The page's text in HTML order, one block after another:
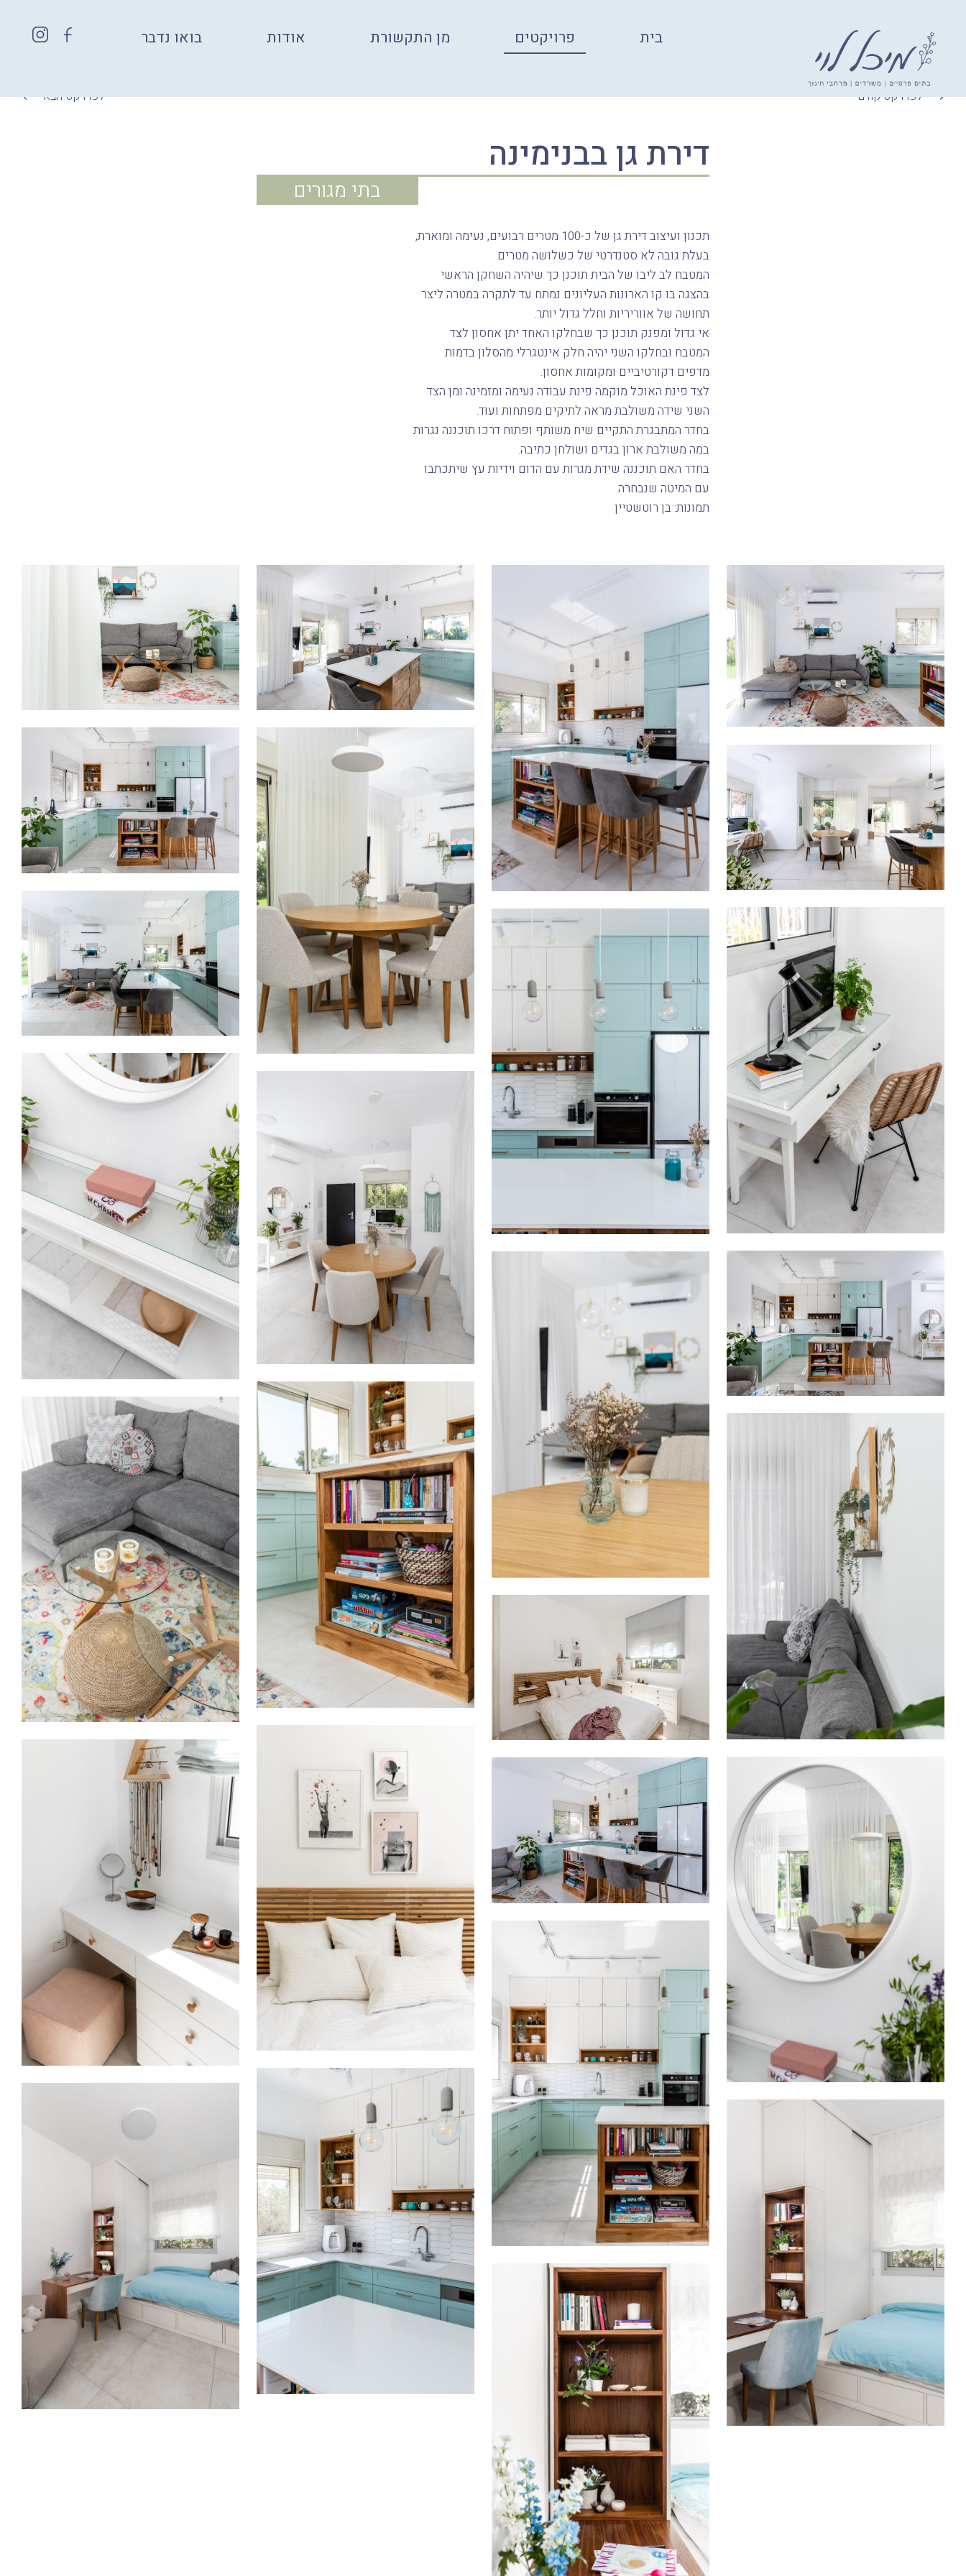
בית פרויקטים מן התקשורת אודות בואו נדבר
לפרויקט קודם לפרויקט הבא
דירת גן בבנימינה
בתי מגורים
תכנון ועיצוב דירת גן של כ-100 מטרים רבועים, נעימה ומוארת,
בעלת גובה לא סטנדרטי של כשלושה מטרים
המטבח לב ליבו של הבית תוכנן כך שיהיה השחקן הראשי
בהצגה בו קו הארונות העליונים נמתח עד לתקרה במטרה ליצר
תחושה של אווריריות וחלל גדול יותר.
אי גדול ומפנק תוכנן כך שבחלקו האחד יתן אחסון לצד
המטבח ובחלקו השני יהיה חלק אינטגרלי מהסלון בדמות
מדפים דקורטיביים ומקומות אחסון.
לצד פינת האוכל מוקמה פינת עבודה נעימה ומזמינה ומן הצד
השני שידה משולבת מראה לתיקים מפתחות ועוד.
בחדר המתבגרת התקיים שיח משותף ופתוח דרכו תוכננה נגרות
במה משולבת ארון בגדים ושולחן כתיבה.
בחדר האם תוכננה שידת מגרות עם הדום וידיות עץ שיתכתבו
עם המיטה שנבחרה.
תמונות: בן רוטשטיין